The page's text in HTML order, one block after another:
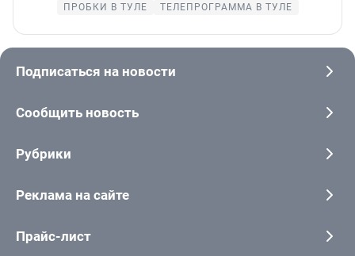
ПРОБКИ В ТУЛЕ
ТЕЛЕПРОГРАММА В ТУЛЕ
Подписаться на новости
Сообщить новость
Рубрики
Реклама на сайте
Прайс-лист